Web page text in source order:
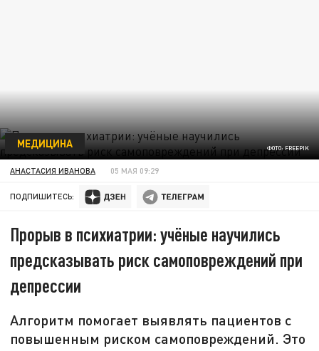
ФОТО: FREEPIK
МЕДИЦИНА
АНАСТАСИЯ ИВАНОВА 05 МАЯ 09:29
ПОДПИШИТЕСЬ:
Прорыв в психиатрии: учёные научились
предсказывать риск самоповреждений при
депрессии
Алгоритм помогает выявлять пациентов с
повышенным риском самоповреждений. Это